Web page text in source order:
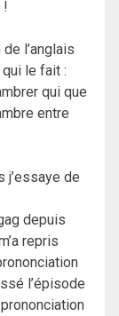
!
l’anglais
le fait :
qui que
entre
j’essaye de
depuis
repris
l’épisode